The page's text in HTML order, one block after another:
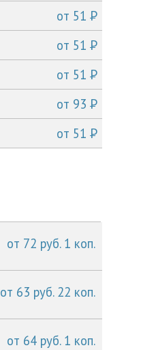
от 51P
от 51P
от 51P
от 93P
от 51P
от 72 руб. 1 коп.
от 63 руб. 22 коп.
от 64 руб. 1 коп.